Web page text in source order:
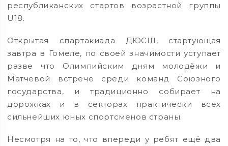
республиканских стартов возрастной группы
U18.
Открытая спартакиада ДЮСШ, стартующая
завтра в Гомеле, по своей значимости уступает
разве что Олимпийским дням молодёжи и
Матчевой встрече среди команд Союзного
государства, и традиционно собирает на
дорожках и в секторах практически всех
сильнейших юных спортсменов страны.
Несмотря на то, что впереди у ребят ещё два